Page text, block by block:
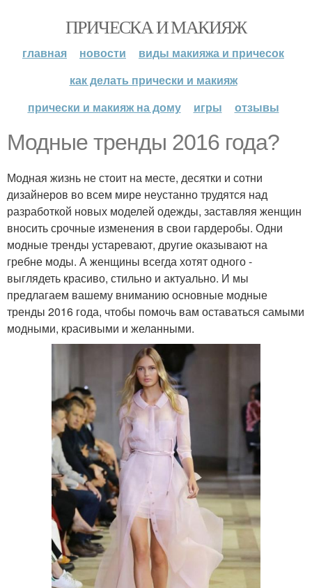
ПРИЧЕСКА И МАКИЯЖ
главная новости
виды макияжа и причесок
как делать прически и макияж
прически и макияж на дому
игры отзывы
Модные тренды 2016 года?
Модная жизнь не стоит на месте, десятки и сотни
дизайнеров во всем мире неустанно трудятся над
разработкой новых моделей одежды, заставляя женщин
вносить срочные изменения в свои гардеробы. Одни
модные тренды устаревают, другие оказывают на
гребне моды. А женщины всегда хотят одного -
выглядеть красиво, стильно и актуально. И мы
предлагаем вашему вниманию основные модные
тренды 2016 года, чтобы помочь вам оставаться самыми
модными, красивыми и желанными.